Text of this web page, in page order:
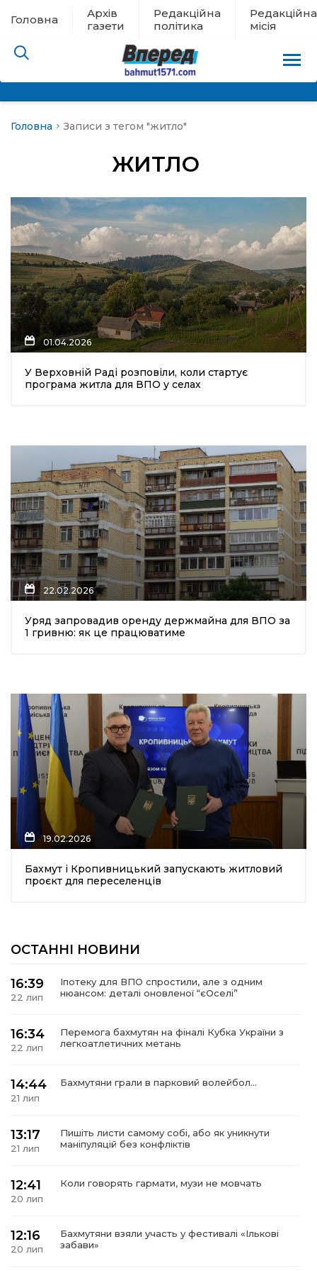
Головна
Архів
газети
Редакційна
політика
Редакційна
місія
новини
політика
місія
Головна Записи з тегом "житло"
ЖИТЛО
01.04.2026
У Верховній Раді розповіли, коли стартує
програма житла для ВПО у селах
22.02.2026
Уряд запровадив оренду держмайна для ВПО за
1 гривню: як це працюватиме
19.02.2026
Бахмут і Кропивницький запускають житловий
проєкт для переселенців
ОСТАННІ НОВИНИ
16:39
22 лип
Іпотеку для ВПО спростили, але з одним
нюансом: деталі оновленої “єОселі”
16:34
22 лип
Перемога бахмутян на фіналі Кубка України з
легкоатлетичних метань
14:44
21 лип
Бахмутяни грали в парковий волейбол…
13:17
21 лип
Пишіть листи самому собі, або як уникнути
маніпуляцій без конфліктів
12:41
20 лип
Коли говорять гармати, музи не мовчать
12:16
20 лип
Бахмутяни взяли участь у фестивалі «Ількові
забави»